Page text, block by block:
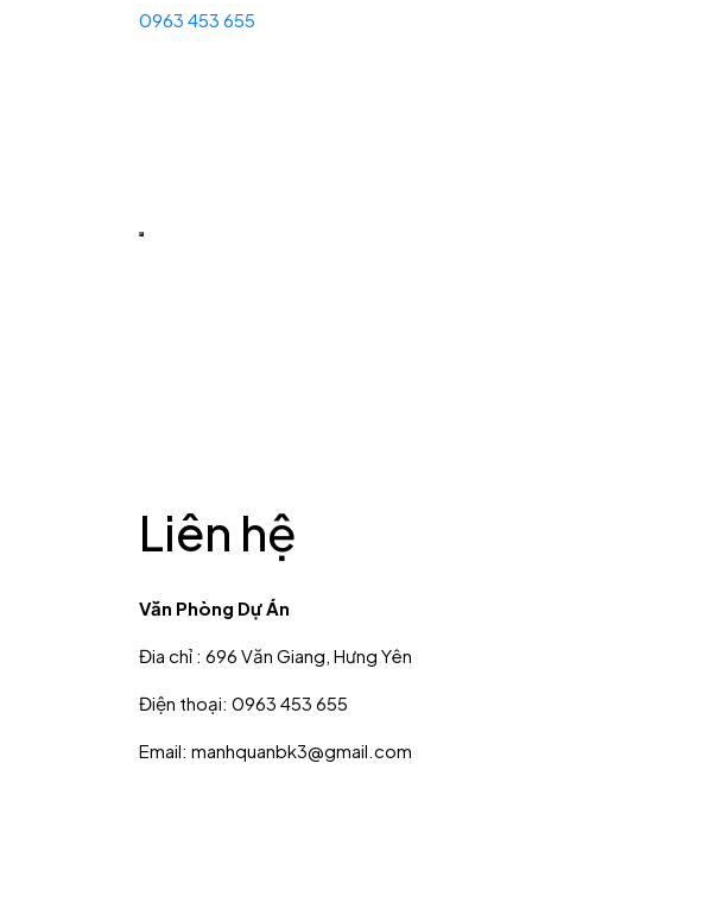
0963 453 655
Liên hệ
Văn Phòng Dự Án
Đia chỉ : 696 Văn Giang, Hưng Yên
Điện thoại: 0963 453 655
Email: manhquanbk3@gmail.com